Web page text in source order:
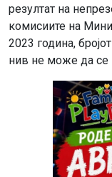
резултат на
комисиите на
2023 година,
нив не може да се